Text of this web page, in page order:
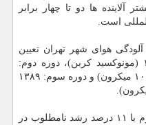
ها دو تا چهار برابر
است.
هوای شهر تهران تعیین
شد: دوره اول: سال ۱۳۸۱ تا ۱۳۸۵ (مونوکسید کربن)، دوره دوم:
۱۳۸۶ تا ۱۳۸۸ (ذرات معلق کم تر از ۱۰ میکرون) و دوره سوم: ۱۳۸۹
بررسی ها مشخص کرد که دوره سوم با ۱۱ درصد رشد نامطلوب در